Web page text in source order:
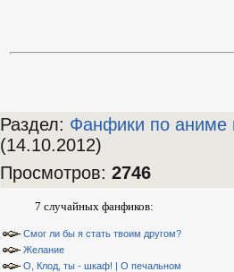
Раздел: Фанфики по аниме
(14.10.2012)
Просмотров: 2746
7 случайных фанфиков:
Смог ли бы я стать твоим другом?
Желание
О, Клод, ты - шкаф! | О печальном